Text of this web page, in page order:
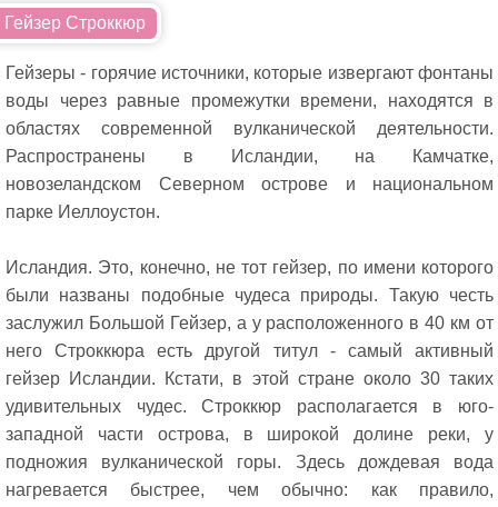
Гейзер Строккюр
Гейзеры - горячие источники, которые извергают фонтаны
воды через равные промежутки времени, находятся в
областях современной вулканической деятельности.
Распространены в Исландии, на Камчатке,
новозеландском Северном острове и национальном
парке Иеллоустон.
Исландия. Это, конечно, не тот гейзер, по имени которого
были названы подобные чудеса природы. Такую честь
заслужил Большой Гейзер, а у расположенного в 40 км от
него Строккюра есть другой титул - самый активный
гейзер Исландии. Кстати, в этой стране около 30 таких
удивительных чудес. Строккюр располагается в юго-
западной части острова, в широкой долине реки, у
подножия вулканической горы. Здесь дождевая вода
нагревается быстрее, чем обычно: как правило,